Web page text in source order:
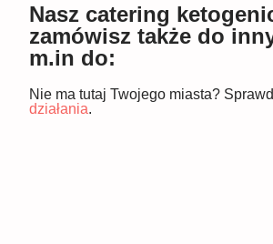
Nasz catering
zamówisz także do
m.in do:
Nie ma tutaj Twojego miasta?
działania.